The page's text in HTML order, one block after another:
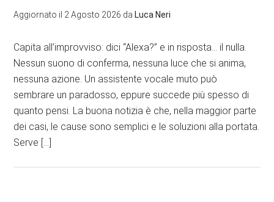
Aggiornato il 2 Agosto 2026 da Luca Neri
Capita all’improvviso: dici “Alexa?” e in risposta… il nulla.
Nessun suono di conferma, nessuna luce che si anima,
nessuna azione. Un assistente vocale muto può
sembrare un paradosso, eppure succede più spesso di
quanto pensi. La buona notizia è che, nella maggior parte
dei casi, le cause sono semplici e le soluzioni alla portata.
Serve […]